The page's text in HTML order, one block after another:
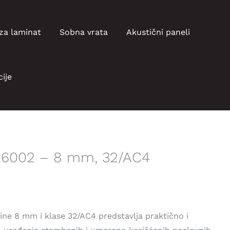
laminat Sobna vrata Akustični paneli
– 8 mm, 32/AC4
рсд.
8 mm i klase 32/AC4 predstavlja praktično i